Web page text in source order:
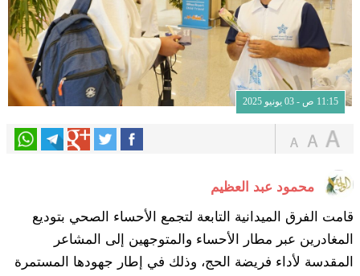
11:15 ص - 03 يونيو 2025
محمود عبد العظيم
قامت الفرق الميدانية التابعة لتجمع الأحساء الصحي بتوديع
المغادرين عبر مطار الأحساء والمتوجهين إلى المشاعر
المقدسة لأداء فريضة الحج، وذلك في إطار جهودها المستمرة